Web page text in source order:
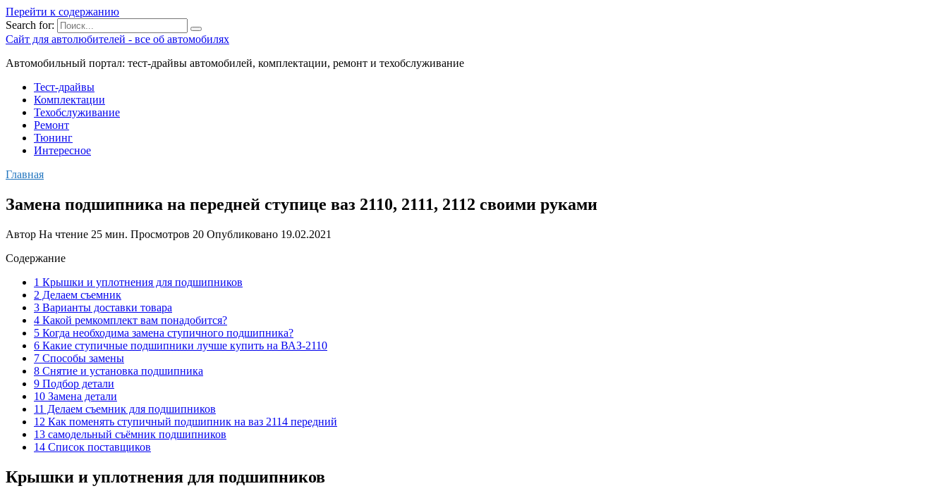
Перейти к содержанию
Search for:
Сайт для автолюбителей - все об автомобилях
Автомобильный портал: тест-драйвы автомобилей, комплектации, ремонт и техобслуживание
Тест-драйвы
Комплектации
Техобслуживание
Ремонт
Тюнинг
Интересное
Главная
Замена подшипника на передней ступице ваз 2110, 2111, 2112 своими руками
Автор На чтение 25 мин. Просмотров 20 Опубликовано 19.02.2021
Содержание
1 Крышки и уплотнения для подшипников
2 Делаем съемник
3 Варианты доставки товара
4 Какой ремкомплект вам понадобится?
5 Когда необходима замена ступичного подшипника?
6 Какие ступичные подшипники лучше купить на ВАЗ-2110
7 Способы замены
8 Снятие и установка подшипника
9 Подбор детали
10 Замена детали
11 Делаем съемник для подшипников
12 Как поменять ступичный подшипник на ваз 2114 передний
13 самодельный съёмник подшипников
14 Список поставщиков
Крышки и уплотнения для подшипников